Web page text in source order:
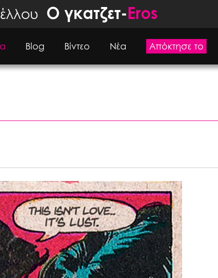
Ο γκατζετ-Eros
Βlog Βίντεο Νέα Απόκτησε το